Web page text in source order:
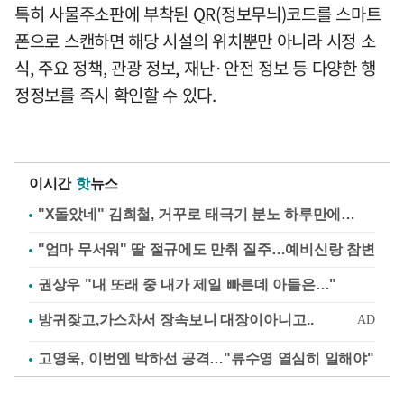
특히 사물주소판에 부착된 QR(정보무늬)코드를 스마트
폰으로 스캔하면 해당 시설의 위치뿐만 아니라 시정 소
식, 주요 정책, 관광 정보, 재난·안전 정보 등 다양한 행
정정보를 즉시 확인할 수 있다.
이시간 핫뉴스
"X돌았네" 김희철, 거꾸로 태극기 분노 하루만에…
"엄마 무서워" 딸 절규에도 만취 질주…예비신랑 참변
권상우 "내 또래 중 내가 제일 빠른데 아들은…"
고영욱, 이번엔 박하선 공격…"류수영 열심히 일해야"